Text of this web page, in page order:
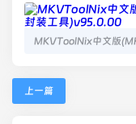
上一篇